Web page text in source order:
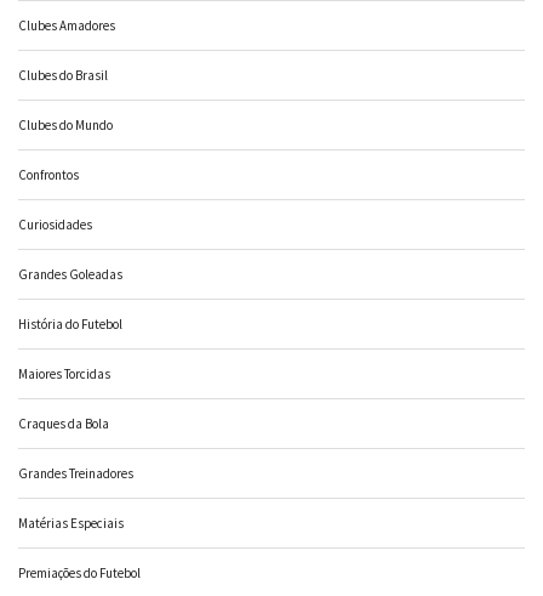
Clubes Amadores
Clubes do Brasil
Clubes do Mundo
Confrontos
Curiosidades
Grandes Goleadas
História do Futebol
Maiores Torcidas
Craques da Bola
Grandes Treinadores
Matérias Especiais
Premiações do Futebol